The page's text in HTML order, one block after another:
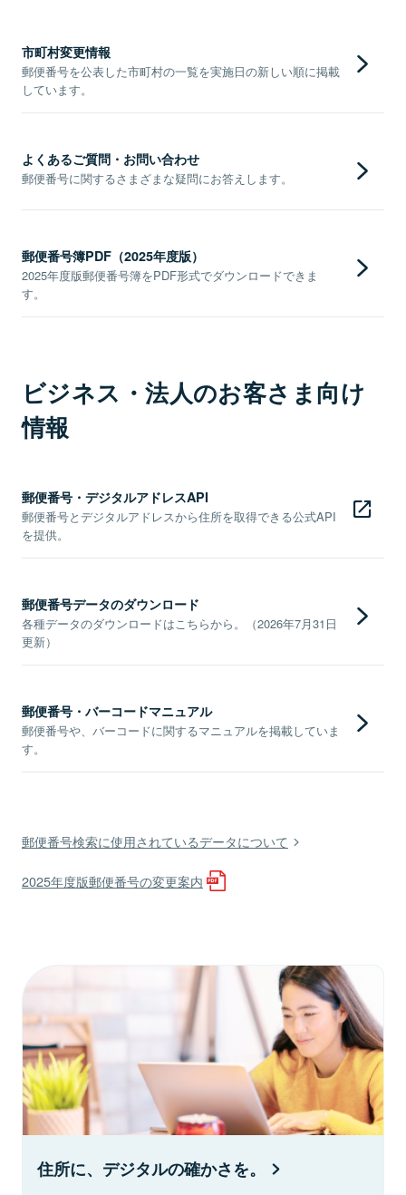
市町村変更情報
郵便番号を公表した市町村の一覧を実施日の新しい順に掲載
しています。
よくあるご質問・お問い合わせ
郵便番号に関するさまざまな疑問にお答えします。
郵便番号簿PDF（2025年度版）
2025年度版郵便番号簿をPDF形式でダウンロードできま
す。
ビジネス・法人のお客さま向け
情報
郵便番号・デジタルアドレスAPI
郵便番号とデジタルアドレスから住所を取得できる公式API
を提供。
郵便番号データのダウンロード
各種データのダウンロードはこちらから。（2026年7月31日
更新）
郵便番号・バーコードマニュアル
郵便番号や、バーコードに関するマニュアルを掲載していま
す。
郵便番号検索に使用されているデータについて
2025年度版郵便番号の変更案内
住所に、デジタルの確かさを。